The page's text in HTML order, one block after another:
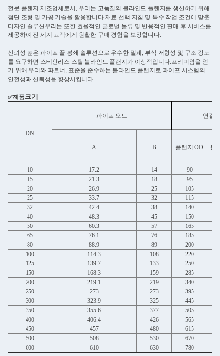
전문 플랜지 제조업체로서, 우리는 고품질의 블라인드 플랜지를 생산하기 위해
첨단 조형 및 가공 기술을 활용합니다.재료 선택 지침 및 특수 작업 조건에 맞춘
디자인 솔루션우리는 또한 효율적인 글로벌 물류 및 반응적인 판매 후 서비스를
제공하여 전 세계 고객에게 원활한 구매 경험을 보장합니다.
신뢰성 높은 파이프 끝 봉쇄 솔루션으로 우수한 밀폐, 부식 저항성 및 구조 강도
를 요구하면 스테인리스 스틸 블라인드 플랜지가 이상적입니다.프리미엄을 얻
기 위해 우리와 파트너, 표준을 준수하는 블라인드 플랜지로 파이프 시스템의
안전성과 신뢰성을 향상시킵니다.
✅제품크기
DN
파이프 오드 연결
A B 플랜지 OD 볼
10 17.2 14
90
15
21.3 18
95
20
26.9 25
105
25
33.7 32
115
32
42.4 38
140
40
48.3 45
150
50
60.3 57
165
65
76.1 76
185
80
88.9 89
200
100
114.3 108
220
125
139.7 133
250
150
168.3 159
285
200
219.1 219
340
250
273 273
395
300
323.9 325
445
350
355.6 377
505
400
406.4 426
565
450
457 480
615
500
508 530
670
600
610 630 780